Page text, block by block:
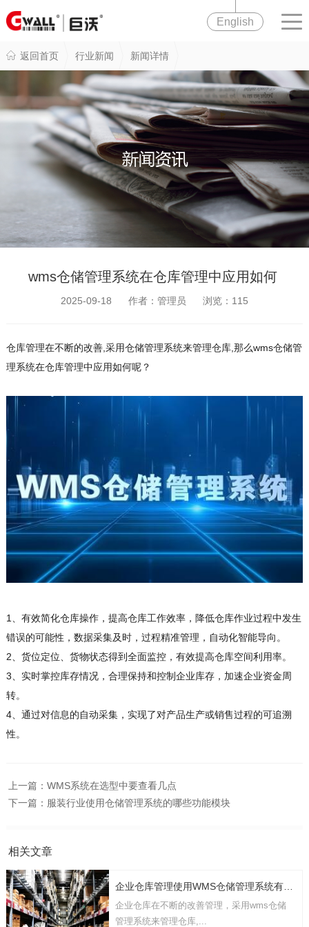
English
返回首页 行业新闻 新闻详情
wms仓储管理系统在仓库管理中应用如何
2025-09-18 作者：管理员 浏览： 115
仓库管理在不断的改善,采用仓储管理系统来管理仓库,那么wms仓储管
理系统在仓库管理中应用如何呢？
1、有效简化仓库操作，提高仓库工作效率，降低仓库作业过程中发生
错误的可能性，数据采集及时，过程精准管理，自动化智能导向。
2、货位定位、货物状态得到全面监控，有效提高仓库空间利用率。
3、实时掌控库存情况，合理保持和控制企业库存，加速企业资金周
转。
4、通过对信息的自动采集，实现了对产品生产或销售过程的可追溯
性。
上一篇： WMS系统在选型中要查看几点
下一篇： 服装行业使用仓储管理系统的哪些功能模块
相关文章
企业仓库管理使用WMS仓储管理系统有几点要考虑
企业仓库在不断的改善管理，采用wms仓储
管理系统来管理仓库,...